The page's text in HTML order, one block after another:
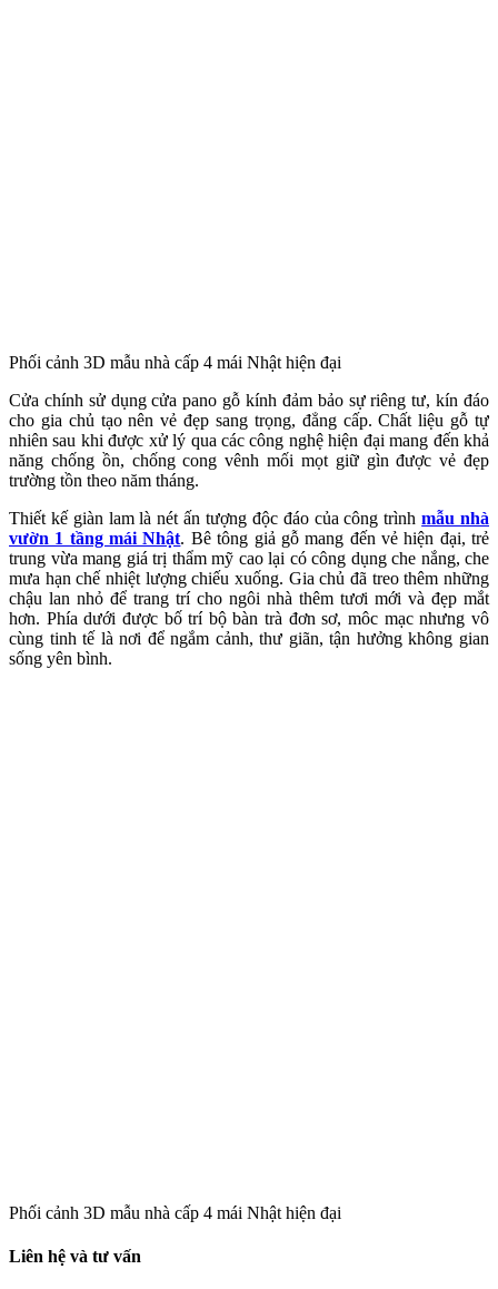
Phối cảnh 3D mẫu nhà cấp 4 mái Nhật hiện đại
Cửa chính sử dụng cửa pano gỗ kính đảm bảo sự riêng tư, kín đáo
cho gia chủ tạo nên vẻ đẹp sang trọng, đẳng cấp. Chất liệu gỗ tự
nhiên sau khi được xử lý qua các công nghệ hiện đại mang đến khả
năng chống ồn, chống cong vênh mối mọt giữ gìn được vẻ đẹp
trường tồn theo năm tháng.
Thiết kế giàn lam là nét ấn tượng độc đáo của công trìnhmẫu nhà
vườn 1 tầng mái Nhật. Bê tông giả gỗ mang đến vẻ hiện đại, trẻ
trung vừa mang giá trị thẩm mỹ cao lại có công dụng che nắng, che
mưa hạn chế nhiệt lượng chiếu xuống. Gia chủ đã treo thêm những
chậu lan nhỏ để trang trí cho ngôi nhà thêm tươi mới và đẹp mắt
hơn. Phía dưới được bố trí bộ bàn trà đơn sơ, môc mạc nhưng vô
cùng tinh tế là nơi để ngắm cảnh, thư giãn, tận hưởng không gian
sống yên bình.
Phối cảnh 3D mẫu nhà cấp 4 mái Nhật hiện đại
Liên hệ và tư vấn